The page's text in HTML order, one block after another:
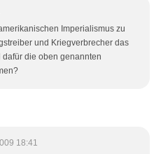
Imperialismus zu
und Kriegverbrecher das
die oben genannten
18:41